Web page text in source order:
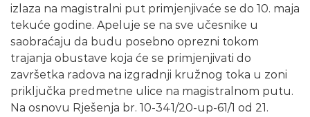
izlaza na magistralni put primjenjivaće se do 10. maja
tekuće godine. Apeluje se na sve učesnike u
saobraćaju da budu posebno oprezni tokom
trajanja obustave koja će se primjenjivati do
završetka radova na izgradnji kružnog toka u zoni
priključka predmetne ulice na magistralnom putu.
Na osnovu Rješenja br. 10-341/20-up-61/1 od 21.